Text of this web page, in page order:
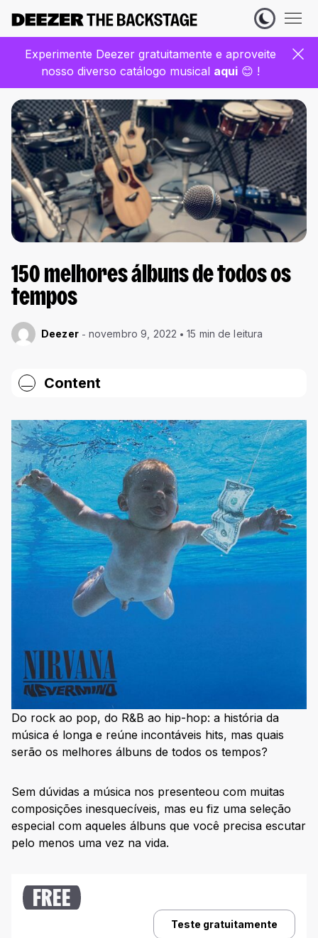
Experimente Deezer gratuitamente e aproveite
nosso diverso catálogo musical aqui 😊 !
150 melhores álbuns de todos os
tempos
Deezer novembro 9, 2022 15 min de leitura
Content
1. Nevermind – Nirvana (1991)
2. Abbey Road – The Beatles (1969)
3. What’s Going On – Marvin Gaye (1971)
4. Pet Sounds – The Beach Boys (1966)
5. Songs in the Key of Life – Stevie Wonder (1976)
6. Blue – Joni Mitchell (1971)
7. Purple Rain – Prince and the Revolution (1984)
9. Rumours – Fleetwood Mac (1977)
10. Thriller – Michael Jackson (1982)
11. The Miseducation of Lauryn Hill – Lauryn Hill (1998)
12. Revolver – The Beatles (1966)
13. Ten – Pearl Jam (1991)
15. (What’s the Story) Morning Glory? – Oasis (1995)
16. ‘It Takes a Nation of Millions to Hold Us Back – Public
Enemy (1988)
19. Highway 61 Revisited – Bob Dylan (1965)
20. To Pimp a Butterfly – Kendrick Lamar (2015)
Do rock ao pop, do R&B ao hip-hop: a história da
música é longa e reúne incontáveis hits, mas quais
serão os melhores álbuns de todos os tempos?
Sem dúvidas a música nos presenteou com muitas
composições inesquecíveis, mas eu fiz uma seleção
especial com aqueles álbuns que você precisa escutar
pelo menos uma vez na vida.
FREE
Teste gratuitamente